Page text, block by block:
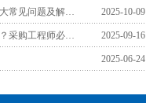
2025-10-09
2025-09-16
2025-06-24